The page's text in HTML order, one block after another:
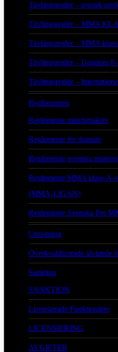
Tävlingsregler – svensk
Tävlingsregler – MMA
Tävlingsregler – MMA
Tävlingsregler – Ungdom
Tävlingsregler –
Reglementen
Reglemente matchmakers
Reglemente för domare
Reglemente svenska
Reglemente MMA klass-A
(MMA-LIGAN)
Reglemente Svenska Pro
Utrustning
Överkvalificerade tävlande
Sanktion
SANKTION
Licensierade Funktionärer
LICENSIERING
AVGIFTER